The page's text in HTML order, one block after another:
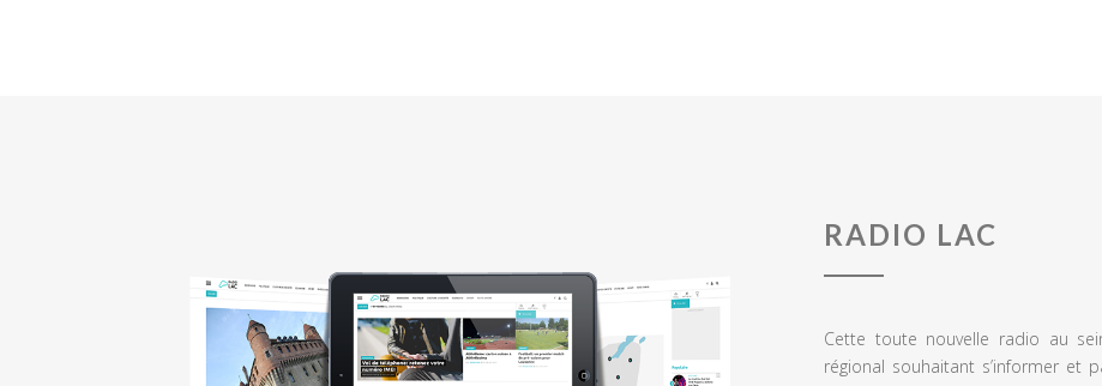
RADIO LAC
Cette toute nouvelle radio au
régional souhaitant s’informer et